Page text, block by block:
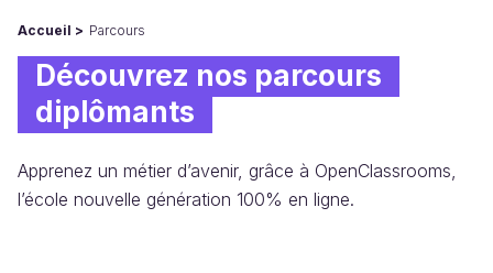
Accueil Parcours
Découvrez nos parcours
diplômants
Apprenez un métier d’avenir, grâce à OpenClassrooms,
l’école nouvelle génération 100% en ligne.